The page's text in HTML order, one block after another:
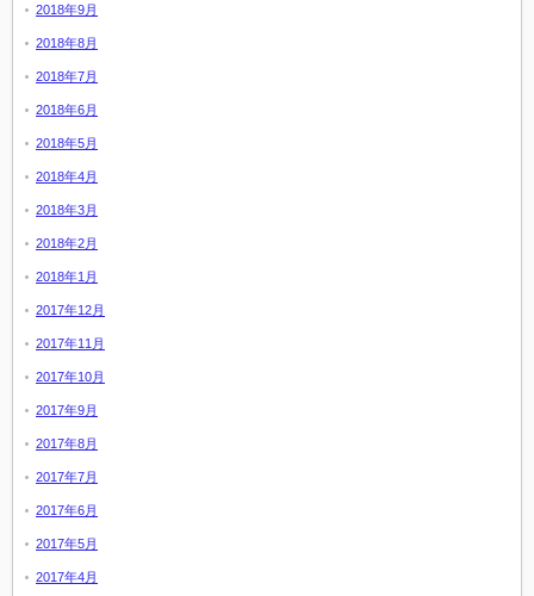
2018年9月
2018年8月
2018年7月
2018年6月
2018年5月
2018年4月
2018年3月
2018年2月
2018年1月
2017年12月
2017年11月
2017年10月
2017年9月
2017年8月
2017年7月
2017年6月
2017年5月
2017年4月